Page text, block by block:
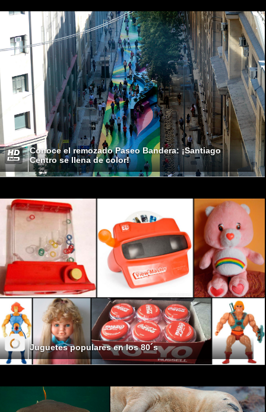
Conoce el remozado Paseo Bandera: ¡Santiago
Centro se llena de color!
Juguetes populares en los 80´s